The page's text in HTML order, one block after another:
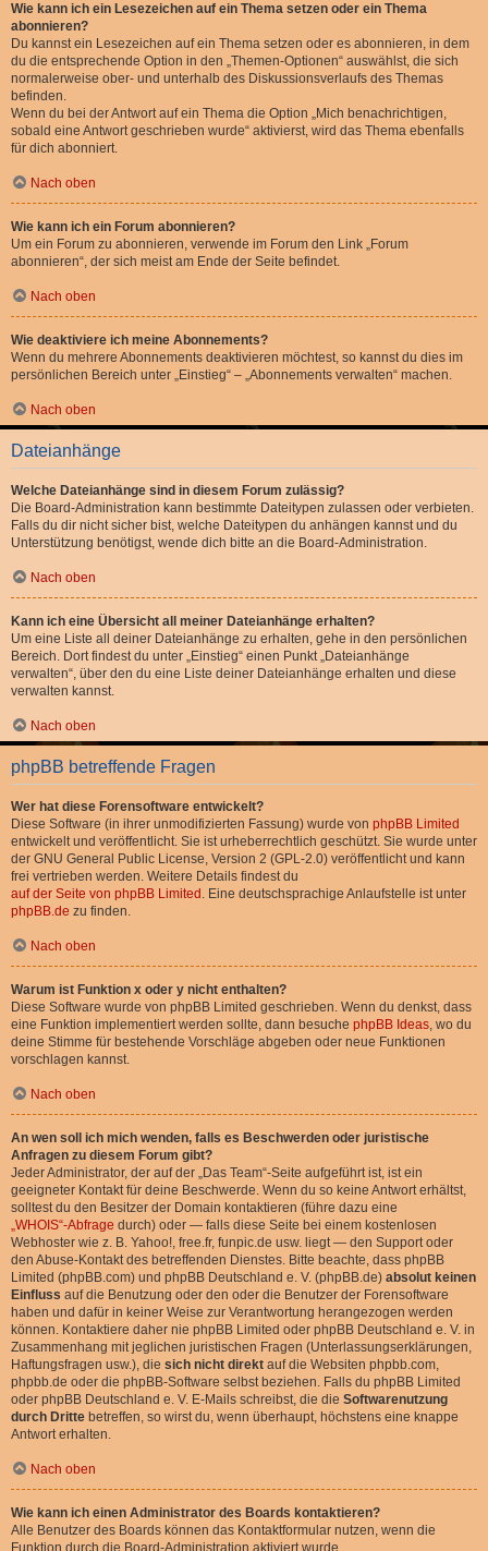
Wie kann ich ein Lesezeichen auf ein Thema setzen oder ein Thema
abonnieren?
Du kannst ein Lesezeichen auf ein Thema setzen oder es abonnieren, in dem
du die entsprechende Option in den „Themen-Optionen“ auswählst, die sich
normalerweise ober- und unterhalb des Diskussionsverlaufs des Themas
befinden.
Wenn du bei der Antwort auf ein Thema die Option „Mich benachrichtigen,
sobald eine Antwort geschrieben wurde“ aktivierst, wird das Thema ebenfalls
für dich abonniert.
Nach oben
Wie kann ich ein Forum abonnieren?
Um ein Forum zu abonnieren, verwende im Forum den Link „Forum
abonnieren“, der sich meist am Ende der Seite befindet.
Nach oben
Wie deaktiviere ich meine Abonnements?
Wenn du mehrere Abonnements deaktivieren möchtest, so kannst du dies im
persönlichen Bereich unter „Einstieg“ – „Abonnements verwalten“ machen.
Nach oben
Dateianhänge
Welche Dateianhänge sind in diesem Forum zulässig?
Die Board-Administration kann bestimmte Dateitypen zulassen oder verbieten.
Falls du dir nicht sicher bist, welche Dateitypen du anhängen kannst und du
Unterstützung benötigst, wende dich bitte an die Board-Administration.
Nach oben
Kann ich eine Übersicht all meiner Dateianhänge erhalten?
Um eine Liste all deiner Dateianhänge zu erhalten, gehe in den persönlichen
Bereich. Dort findest du unter „Einstieg“ einen Punkt „Dateianhänge
verwalten“, über den du eine Liste deiner Dateianhänge erhalten und diese
verwalten kannst.
Nach oben
phpBB betreffende Fragen
Wer hat diese Forensoftware entwickelt?
Diese Software (in ihrer unmodifizierten Fassung) wurde von phpBB Limited
entwickelt und veröffentlicht. Sie ist urheberrechtlich geschützt. Sie wurde unter
der GNU General Public License, Version 2 (GPL-2.0) veröffentlicht und kann
frei vertrieben werden. Weitere Details findest du
auf der Seite von phpBB Limited . Eine deutschsprachige Anlaufstelle ist unter
phpBB.de zu finden.
Nach oben
Warum ist Funktion x oder y nicht enthalten?
Diese Software wurde von phpBB Limited geschrieben. Wenn du denkst, dass
eine Funktion implementiert werden sollte, dann besuche phpBB Ideas, wo du
deine Stimme für bestehende Vorschläge abgeben oder neue Funktionen
vorschlagen kannst.
Nach oben
An wen soll ich mich wenden, falls es Beschwerden oder juristische
Anfragen zu diesem Forum gibt?
Jeder Administrator, der auf der „Das Team“-Seite aufgeführt ist, ist ein
geeigneter Kontakt für deine Beschwerde. Wenn du so keine Antwort erhältst,
solltest du den Besitzer der Domain kontaktieren (führe dazu eine
„WHOIS“-Abfrage durch) oder — falls diese Seite bei einem kostenlosen
Webhoster wie z. B. Yahoo!, free.fr, funpic.de usw. liegt — den Support oder
den Abuse-Kontakt des betreffenden Dienstes. Bitte beachte, dass phpBB
Limited (phpBB.com) und phpBB Deutschland e. V. (phpBB.de) absolut keinen
Einfluss auf die Benutzung oder den oder die Benutzer der Forensoftware
haben und dafür in keiner Weise zur Verantwortung herangezogen werden
können. Kontaktiere daher nie phpBB Limited oder phpBB Deutschland e. V. in
Zusammenhang mit jeglichen juristischen Fragen (Unterlassungserklärungen,
Haftungsfragen usw.), die sich nicht direkt auf die Websiten phpbb.com,
phpbb.de oder die phpBB-Software selbst beziehen. Falls du phpBB Limited
oder phpBB Deutschland e. V. E-Mails schreibst, die die Softwarenutzung
durch Dritte betreffen, so wirst du, wenn überhaupt, höchstens eine knappe
Antwort erhalten.
Nach oben
Wie kann ich einen Administrator des Boards kontaktieren?
Alle Benutzer des Boards können das Kontaktformular nutzen, wenn die
Funktion durch die Board-Administration aktiviert wurde.